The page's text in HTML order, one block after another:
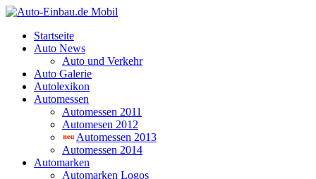
Startseite
Auto News
Auto und Verkehr
Auto Galerie
Autolexikon
Automessen
Automessen 2011
Automesen 2012
Automessen 2013
Automessen 2014
Automarken
Automarken Logos